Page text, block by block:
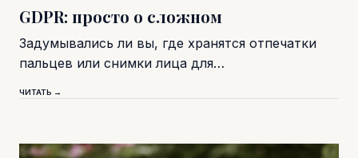
GDPR: просто о сложном
Задумывались ли вы, где хранятся отпечатки
пальцев или снимки лица для…
ЧИТАТЬ →